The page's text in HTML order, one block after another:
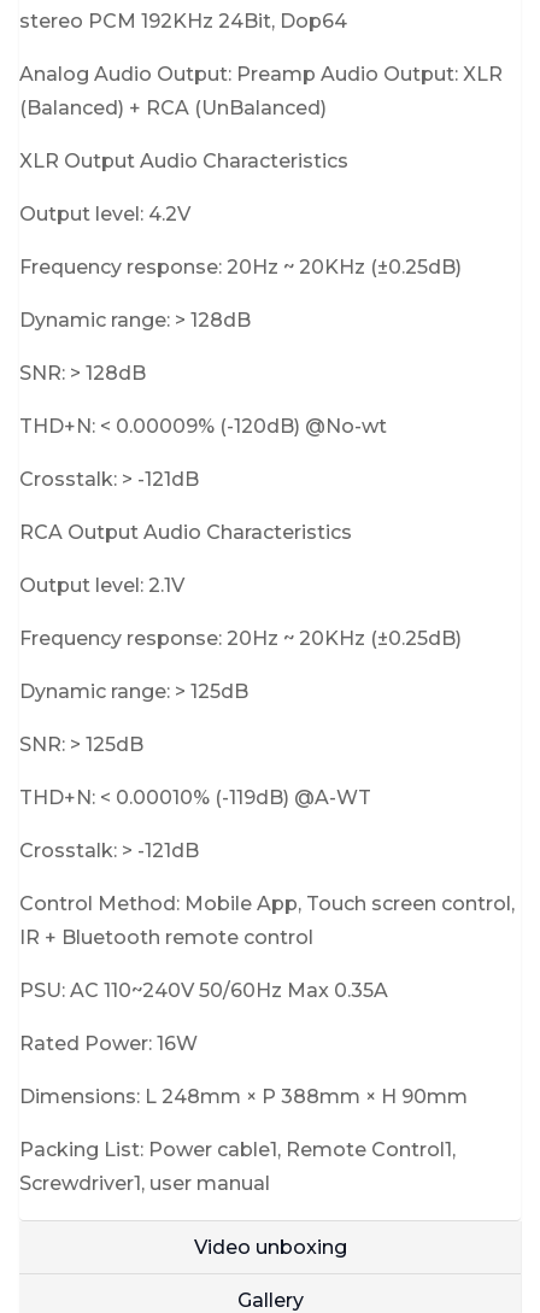
stereo PCM 192KHz 24Bit, Dop64
Analog Audio Output: Preamp Audio Output: XLR
(Balanced) + RCA (UnBalanced)
XLR Output Audio Characteristics
Output level: 4.2V
Frequency response: 20Hz ~ 20KHz (±0.25dB)
Dynamic range: > 128dB
SNR: > 128dB
THD+N: < 0.00009% (-120dB) @No-wt
Crosstalk: > -121dB
RCA Output Audio Characteristics
Output level: 2.1V
Frequency response: 20Hz ~ 20KHz (±0.25dB)
Dynamic range: > 125dB
SNR: > 125dB
THD+N: < 0.00010% (-119dB) @A-WT
Crosstalk: > -121dB
Control Method: Mobile App, Touch screen control,
IR + Bluetooth remote control
PSU: AC 110~240V 50/60Hz Max 0.35A
Rated Power: 16W
Dimensions: L 248mm × P 388mm × H 90mm
Packing List: Power cable1, Remote Control1,
Screwdriver1, user manual
Video unboxing
Gallery